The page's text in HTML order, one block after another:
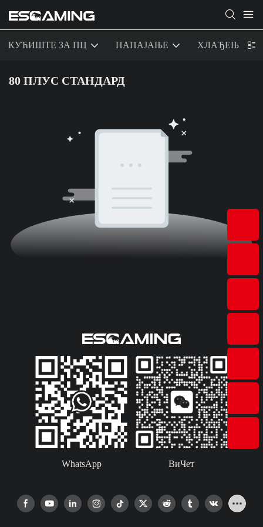
КУЋИШТЕ ЗА ПЦ НАПАЈАЊЕ ХЛАЂЕЊЕ
80 ПЛУС СТАНДАРД
WhatsApp ВиЧет